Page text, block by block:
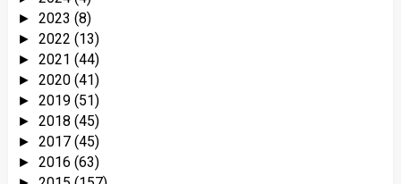
► 2023 (8)
► 2022 (13)
► 2021 (44)
► 2020 (41)
► 2019 (51)
► 2018 (45)
► 2017 (45)
► 2016 (63)